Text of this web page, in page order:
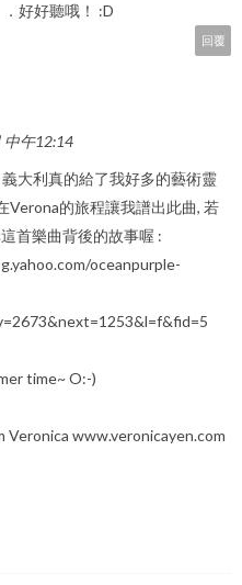
好好聽哦！ :D
回覆
中午12:14
大利真的給了我好多的藝術靈
Verona的旅程讓我譜出此曲, 若
首樂曲背後的故事喔 :
oceanpurple-
time~ O:-)
Veronica www.veronicayen.com